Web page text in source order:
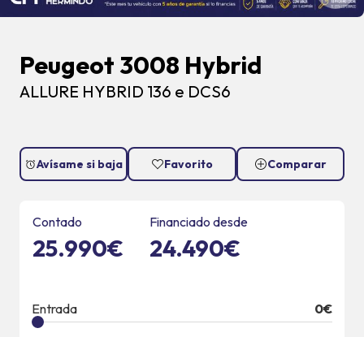
Peugeot 3008 Hybrid
ALLURE HYBRID 136 e DCS6
Avísame si baja Favorito Comparar
Contado
25.990€
Financiado desde
24.490€
Entrada 0€